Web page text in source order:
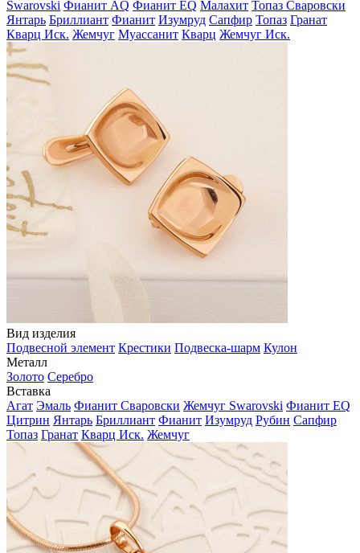
Swarovski Фианит AQ Фианит EQ Малахит Топаз Сваровски
Янтарь Бриллиант Фианит Изумруд Сапфир Топаз Гранат
Кварц Иск. Жемчуг Муассанит Кварц Жемчуг Иск.
Вид изделия
Подвесной элемент Крестики Подвеска-шарм Кулон
Металл
Золото Серебро
Вставка
Агат Эмаль Фианит Сваровски Жемчуг Swarovski Фианит EQ
Цитрин Янтарь Бриллиант Фианит Изумруд Рубин Сапфир
Топаз Гранат Кварц Иск. Жемчуг